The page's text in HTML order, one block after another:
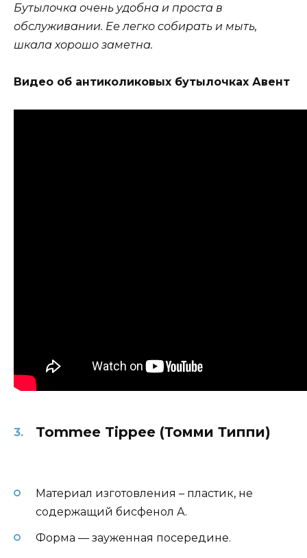
Бутылочка очень удобна и проста в
обслуживании. Ее легко собирать и мыть,
шкала хорошо заметна.
Видео об антиколиковых бутылочках Авент
Tommee Tippee (Томми Типпи)
Материал изготовления – пластик, не
содержащий бисфенол А.
Форма — зауженная посередине.